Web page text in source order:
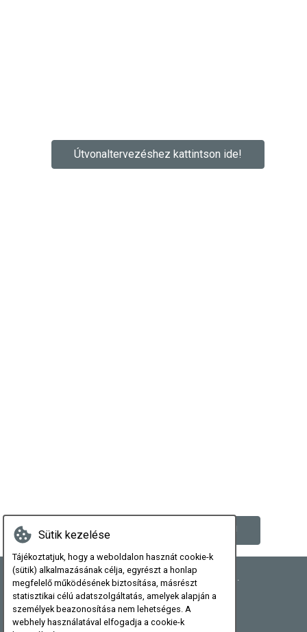
Útvonaltervezéshez kattintson ide!
Útvonaltervezéshez kattintson ide!
8291 Nagyvázsony, Vásár-tér utca 13.
+36 30 9987 772
Sütik kezelése
Tájékoztatjuk, hogy a weboldalon hasznát cookie-k
(sütik) alkalmazásának célja, egyrészt a honlap
megfelelő működésének biztosítása, másrészt
statisztikai célú adatszolgáltatás, amelyek alapján a
személyek beazonosítása nem lehetséges. A
webhely használatával elfogadja a cookie-k